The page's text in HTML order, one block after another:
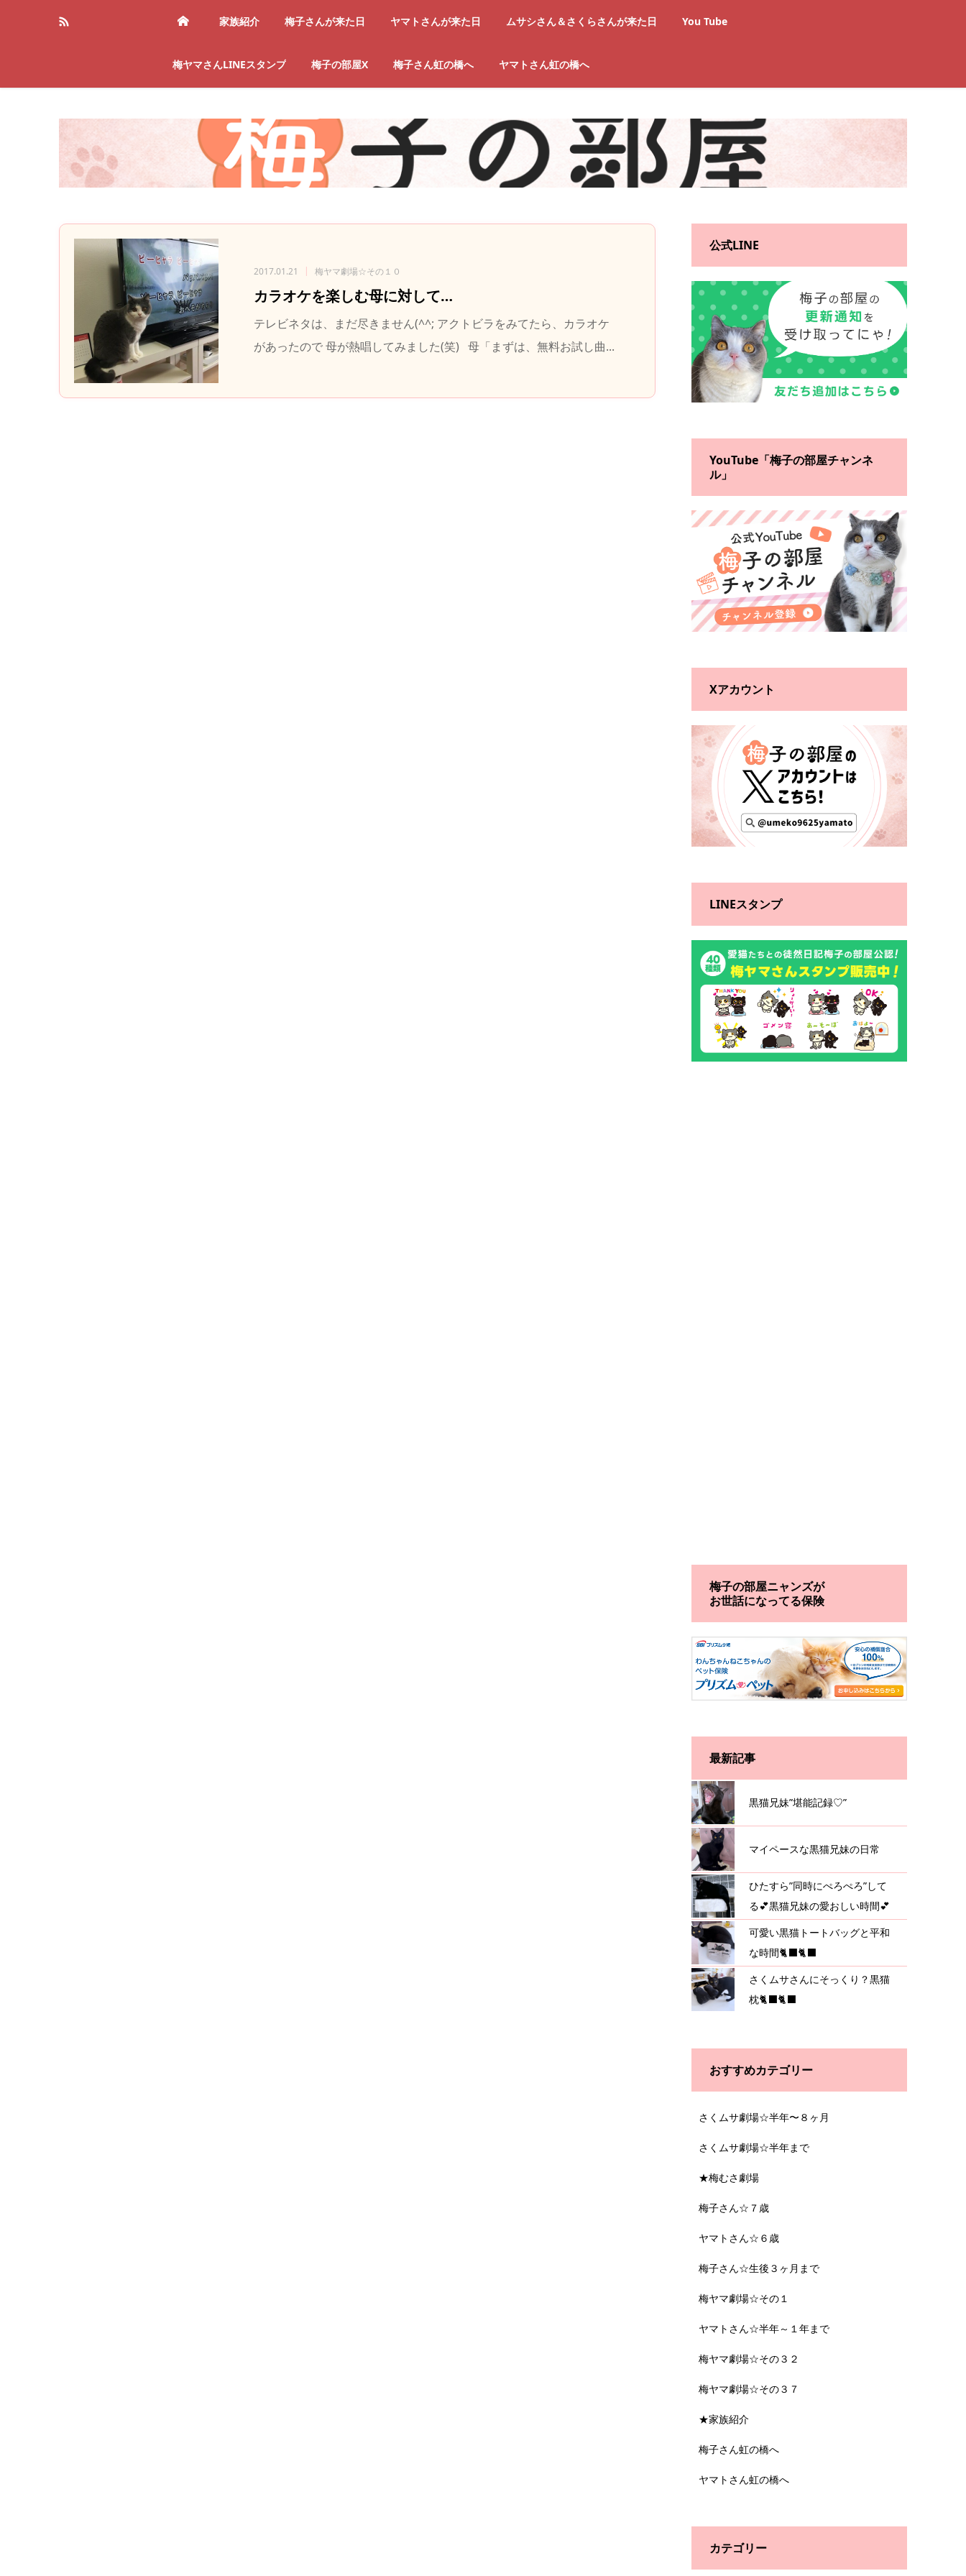
家族紹介 梅子さんが来た日 ヤマトさんが来た日 ムサシさん＆さくらさんが来た日 You Tube
梅ヤマさんLINEスタンプ 梅子の部屋X 梅子さん虹の橋へ ヤマトさん虹の橋へ
2017.01.21 梅ヤマ劇場☆その１０
カラオケを楽しむ母に対して…
テレビネタは、まだ尽きません(^^; アクトビラをみてたら、カラオケ
があったので 母が熱唱してみました(笑) 母「まずは、無料お試し曲...
公式LINE
YouTube「梅子の部屋チャンネ
ル」
Xアカウント
LINEスタンプ
梅子の部屋ニャンズが
お世話になってる保険
最新記事
黒猫兄妹”堪能記録♡”
マイペースな黒猫兄妹の日常
ひたすら”同時にぺろぺろ”して
る💕黒猫兄妹の愛おしい時間💕
可愛い黒猫トートバッグと平和
な時間🐈‍⬛🐈‍⬛
さくムサさんにそっくり？黒猫
枕🐈‍⬛🐈‍⬛
おすすめカテゴリー
さくムサ劇場☆半年〜８ヶ月
さくムサ劇場☆半年まで
★梅むさ劇場
梅子さん☆７歳
ヤマトさん☆６歳
梅子さん☆生後３ヶ月まで
梅ヤマ劇場☆その１
ヤマトさん☆半年～１年まで
梅ヤマ劇場☆その３２
梅ヤマ劇場☆その３７
★家族紹介
梅子さん虹の橋へ
ヤマトさん虹の橋へ
カテゴリー